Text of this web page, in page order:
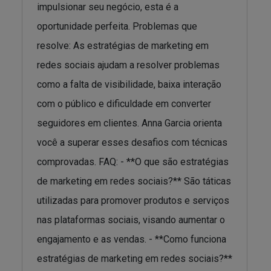
impulsionar seu negócio, esta é a
oportunidade perfeita. Problemas que
resolve: As estratégias de marketing em
redes sociais ajudam a resolver problemas
como a falta de visibilidade, baixa interação
com o público e dificuldade em converter
seguidores em clientes. Anna Garcia orienta
você a superar esses desafios com técnicas
comprovadas. FAQ: - **O que são estratégias
de marketing em redes sociais?** São táticas
utilizadas para promover produtos e serviços
nas plataformas sociais, visando aumentar o
engajamento e as vendas. - **Como funciona
estratégias de marketing em redes sociais?**